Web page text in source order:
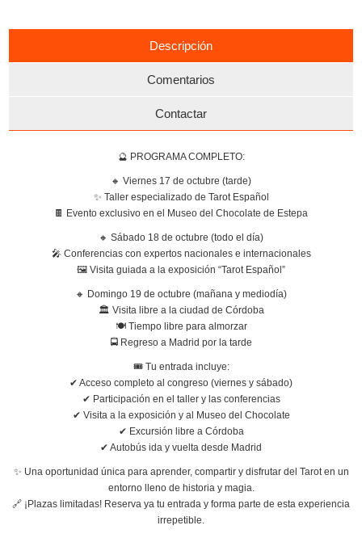
Descripción
Comentarios
Contactar
🔮 PROGRAMA COMPLETO:
🔸 Viernes 17 de octubre (tarde)
✨ Taller especializado de Tarot Español
🍫 Evento exclusivo en el Museo del Chocolate de Estepa
🔸 Sábado 18 de octubre (todo el día)
🎤 Conferencias con expertos nacionales e internacionales
🖼 Visita guiada a la exposición “Tarot Español”
🔸 Domingo 19 de octubre (mañana y mediodía)
🏛 Visita libre a la ciudad de Córdoba
🍽 Tiempo libre para almorzar
🚍 Regreso a Madrid por la tarde
🎟 Tu entrada incluye:
✔ Acceso completo al congreso (viernes y sábado)
✔ Participación en el taller y las conferencias
✔ Visita a la exposición y al Museo del Chocolate
✔ Excursión libre a Córdoba
✔ Autobús ida y vuelta desde Madrid
✨ Una oportunidad única para aprender, compartir y disfrutar del Tarot en un
entorno lleno de historia y magia.
🔗 ¡Plazas limitadas! Reserva ya tu entrada y forma parte de esta experiencia
irrepetible.